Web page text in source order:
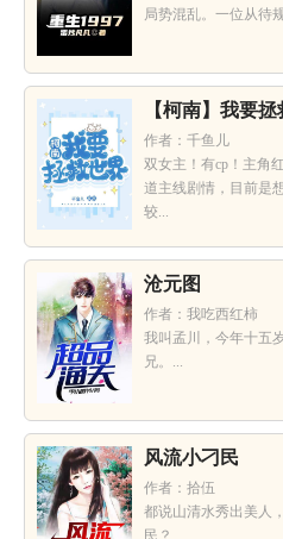
局势混乱。一位从待
【柯南】我要拯
作者：千鱼儿
双女主！有cp！主角
道主线剧情，目前是
较...
沧元图
作者：我吃西红柿
我叫孟川，今年十五
兄。...
风流小刁民
作者：拾伍
都说山清水秀出美人
民？...